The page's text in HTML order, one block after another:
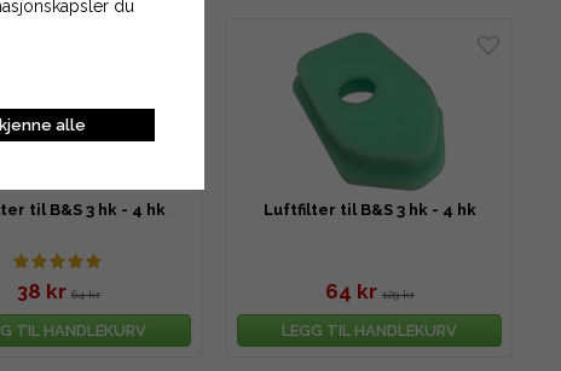
til B&S 3 hk - 4 hk
38 kr 64 kr
TIL HANDLEKURV
Luftfilter til B&S 3 hk - 4 hk
64 kr 129 kr
LEGG TIL HANDLEKURV
du
alle